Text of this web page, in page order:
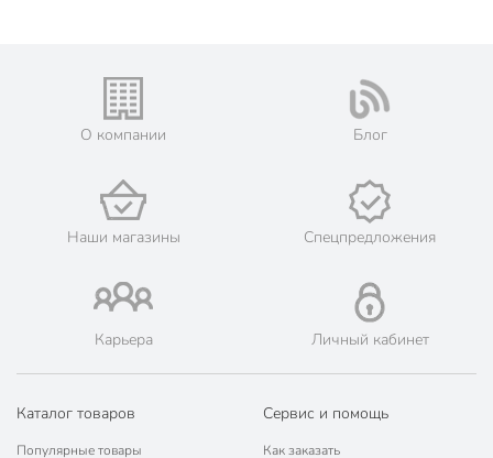
пластик
Назначение
для теплицы
для дачи и сада
для клубники
для грядок
Особенности
с таймером
Диаметр подключения, дюйм
1/2 дюйм
Покупка оптом
оптом
Тип забора воды
от водопровода
О компании Блог
Наши магазины Спецпредложения
Карьера Личный кабинет
Каталог товаров
Популярные товары
Сервис и помощь
Как заказать